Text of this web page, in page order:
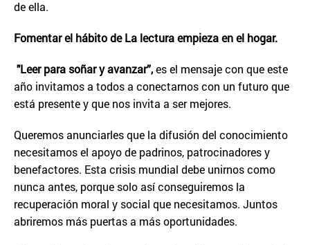
de ella.
Fomentar el hábito de La lectura empieza en el hogar.
"Leer para soñar y avanzar”,es el mensaje con que este
año invitamos a todos a conectarnos con un futuro que
está presente y que nos invita a ser mejores.
Queremos anunciarles que la difusión del conocimiento
necesitamos el apoyo de padrinos, patrocinadores y
benefactores. Esta crisis mundial debe unirnos como
nunca antes, porque solo así conseguiremos la
recuperación moral y social que necesitamos. Juntos
abriremos más puertas a más oportunidades.